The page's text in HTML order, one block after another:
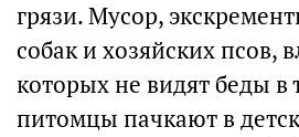
грязи. Мусор,
собак и хозяйских псов,
которых не видят беды в
питомцы пачкают в